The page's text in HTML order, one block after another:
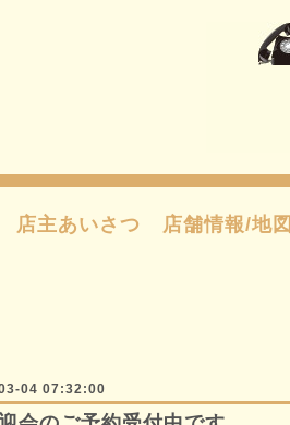
店主あいさつ 店舗情報/地図
04 07:32:00